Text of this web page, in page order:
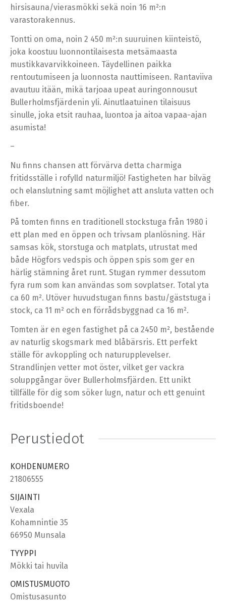
hirsisauna/vierasmökki sekä noin 16 m²:n
varastorakennus.
Tontti on oma, noin 2 450 m²:n suuruinen kiinteistö,
joka koostuu luonnontilaisesta metsämaasta
mustikkavarvikkoineen. Täydellinen paikka
rentoutumiseen ja luonnosta nauttimiseen. Rantaviiva
avautuu itään, mikä tarjoaa upeat auringonnousut
Bullerholmsfjärdenin yli. Ainutlaatuinen tilaisuus
sinulle, joka etsit rauhaa, luontoa ja aitoa vapaa-ajan
asumista!
–
Nu finns chansen att förvärva detta charmiga
fritidsställe i rofylld naturmiljö! Fastigheten har bilväg
och elanslutning samt möjlighet att ansluta vatten och
fiber.
På tomten finns en traditionell stockstuga från 1980 i
ett plan med en öppen och trivsam planlösning. Här
samsas kök, storstuga och matplats, utrustat med
både Högfors vedspis och öppen spis som ger en
härlig stämning året runt. Stugan rymmer dessutom
fyra rum som kan användas som sovplatser. Total yta
ca 60 m². Utöver huvudstugan finns bastu/gäststuga i
stock, ca 11 m² och en förrådsbyggnad ca 16 m².
Tomten är en egen fastighet på ca 2450 m², bestående
av naturlig skogsmark med blåbärsris. Ett perfekt
ställe för avkoppling och naturupplevelser.
Strandlinjen vetter mot öster, vilket ger vackra
soluppgångar över Bullerholmsfjärden. Ett unikt
tillfälle för dig som söker lugn, natur och ett genuint
fritidsboende!
Perustiedot
KOHDENUMERO
21806555
SIJAINTI
Vexala
Kohamnintie 35
66950 Munsala
TYYPPI
Mökki tai huvila
OMISTUSMUOTO
Omistusasunto